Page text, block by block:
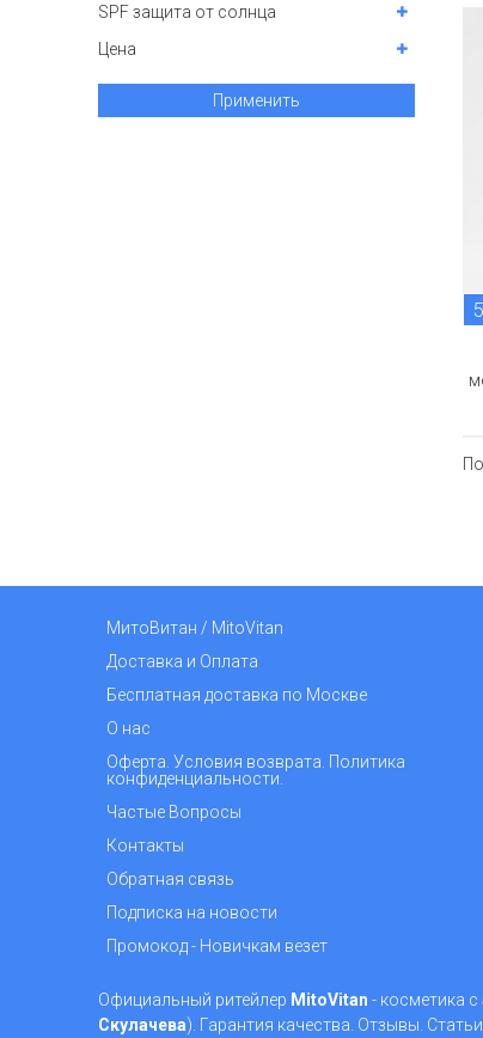
SPF защита от солнца
Цена
Применить
МитоВитан / MitoVitan
Доставка и Оплата
Бесплатная доставка по Москве
О нас
Оферта. Условия возврата. Политика
конфиденциальности.
Частые Вопросы
Контакты
Обратная связь
Подписка на новости
Промокод - Новичкам везет
Официальный ритейлер MitoVitan - косметика с
Скулачева). Гарантия качества. Отзывы.